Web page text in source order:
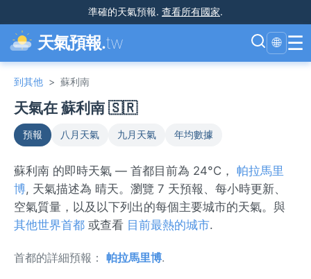
準確的天氣預報. 查看所有國家.
天氣預報.tw 🌐 ☰
到其他 > 蘇利南
天氣在 蘇利南 🇸🇷
預報 八月天氣 九月天氣 年均數據
蘇利南 的即時天氣 — 首都目前為 24°C， 帕拉馬里
博, 天氣描述為 晴天。瀏覽 7 天預報、每小時更新、
空氣質量，以及以下列出的每個主要城市的天氣。與
其他世界首都 或查看 目前最熱的城市.
首都的詳細預報： 帕拉馬里博.